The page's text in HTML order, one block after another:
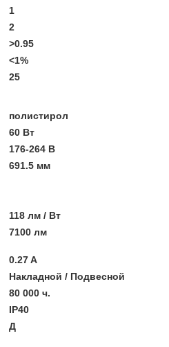
1
2
>0.95
<1%
25
полистирол
60 Вт
176-264 В
691.5 мм
118 лм / Вт
7100 лм
0.27 A
Накладной / Подвесной
80 000 ч.
IP40
Д